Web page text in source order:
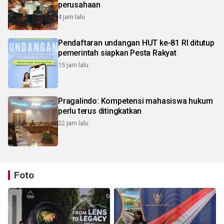
perusahaan
4 jam lalu
Pendaftaran undangan HUT ke-81 RI ditutup
pemerintah siapkan Pesta Rakyat
15 jam lalu
Pragalindo: Kompetensi mahasiswa hukum
perlu terus ditingkatkan
22 jam lalu
Foto